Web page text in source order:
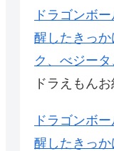
ドラゴンボ
醒したきっ
ク、べジー
ドラえもん
ドラゴンボ
醒したきっ